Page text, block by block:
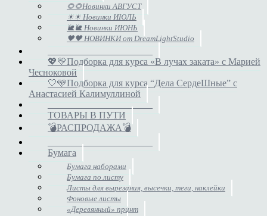
🌻🌻Новинки АВГУСТ
☀☀ Новинки ИЮЛЬ
🐌🐌 Новинки ИЮНЬ
🖤🖤 НОВИНКИ от DreamLightStudio
💖💛Подборка для курса «В лучах заката» с Марией
Чесноковой
🤍🩵Подборка для курса “Дела СердеШные” с
Анастасией Калимуллиной
______________________
ТОВАРЫ В ПУТИ
💣РАСПРОДАЖА💣
______________________
Бумага
Бумага наборами
Бумага по листу
Листы для вырезания, высечки, теги, наклейки
Фоновые листы
«Деревянный» принт